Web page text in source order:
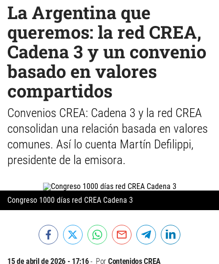
La Argentina que
queremos: la red CREA,
Cadena 3 y un convenio
basado en valores
compartidos
Convenios CREA: Cadena 3 y la red CREA
consolidan una relación basada en valores
comunes. Así lo cuenta Martín Defilippi,
presidente de la emisora.
Congreso 1000 días red CREA Cadena 3
15 de abril de 2026 - 17:16 Por Contenidos CREA